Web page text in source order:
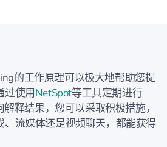
的工作原理可以极大地帮助您提
过使用NetSpot等工具定期进行
释结果，您可以采取积极措施，
、流媒体还是视频聊天，都能获得